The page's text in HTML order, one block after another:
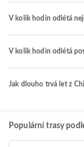
V kolik hodin odlétá
V kolik hodin odlétá
Jak dlouho trvá let z
Populární trasy